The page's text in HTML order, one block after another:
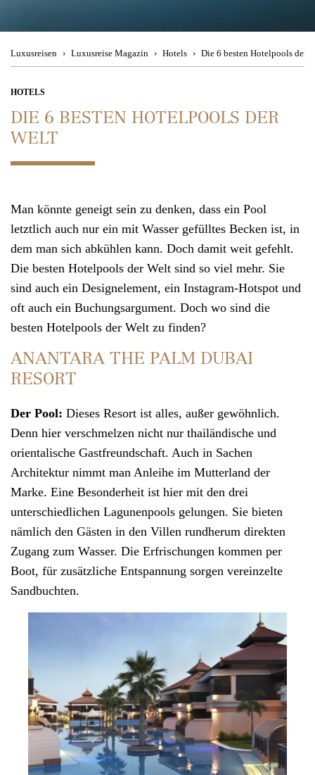
Theresienstraße 1
80333 München
Mo. - Fr. 08:00 - 19:00 Uhr, Sa. 11:00 - 15:00 Uhr
München
+49 (0)89 90 77 88 99
Zürich +41 (0)44 2 2 71 27 1
Mo. - Fr. 08:00 - 19:00 Uhr,
Sa. 11:00 - 15:00 Uhr
Urban Hotspots
Culinary Journey
Luxusreisen Luxusreise Magazin Hotels Die 6 besten Hotelpools der
HOTELS
DIE 6 BESTEN HOTELPOOLS DER
WELT
Man könnte geneigt sein zu denken, dass ein Pool
letztlich auch nur ein mit Wasser gefülltes Becken ist, in
dem man sich abkühlen kann. Doch damit weit gefehlt.
Die besten Hotelpools der Welt sind so viel mehr. Sie
sind auch ein Designelement, ein Instagram-Hotspot und
oft auch ein Buchungsargument. Doch wo sind die
besten Hotelpools der Welt zu finden?
ANANTARA THE PALM DUBAI
RESORT
Der Pool: Dieses Resort ist alles, außer gewöhnlich.
Denn hier verschmelzen nicht nur thailändische und
orientalische Gastfreundschaft. Auch in Sachen
Architektur nimmt man Anleihe im Mutterland der
Marke. Eine Besonderheit ist hier mit den drei
unterschiedlichen Lagunenpools gelungen. Sie bieten
nämlich den Gästen in den Villen rundherum direkten
Zugang zum Wasser. Die Erfrischungen kommen per
Boot, für zusätzliche Entspannung sorgen vereinzelte
Sandbuchten.